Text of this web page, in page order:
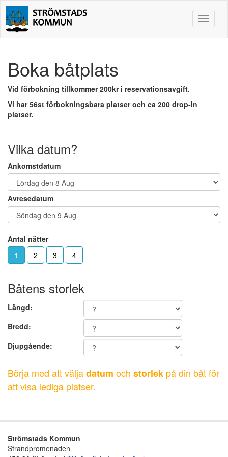
Toggle
Boka båtplats
Vid förbokning tillkommer 200kr i reservationsavgift.
Vi har 56st förbokningsbara platser och ca 200 drop-in
platser.
Vilka datum?
Ankomstdatum
Avresedatum
Antal nätter
1
2 3 4
Båtens storlek
Längd:
Bredd:
Djupgående:
Börja med att väljadatum och storlek på din båt för
att visa lediga platser.
Strömstads Kommun
Strandpromenaden